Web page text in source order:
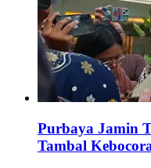
Purbaya Jamin
Tambal